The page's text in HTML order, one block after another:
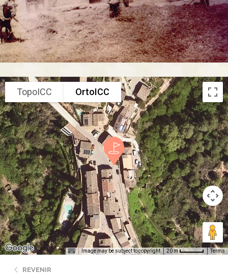
TopoICC OrtoICC
Image may be subject to copyright 20 m Terms
REVENIR